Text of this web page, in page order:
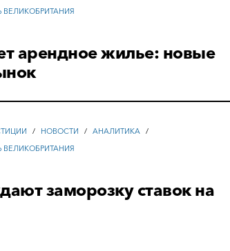
арендное жилье: новые
/ НОВОСТИ / АНАЛИТИКА /
заморозку ставок на